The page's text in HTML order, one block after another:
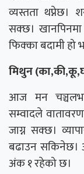
व्यस्तता
सक्छ।
फिक्का बदामी
मिथुन
आज मन
सम्वादले
जाग्न सक्छ।
बढाउन सकिनेछ।
अंक १ रहेको छ।